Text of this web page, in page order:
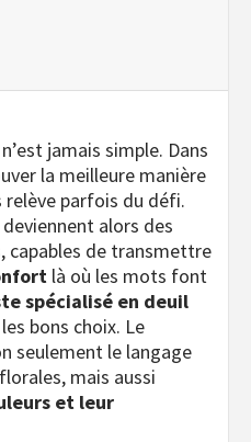
jamais simple. Dans
la meilleure manière
relève parfois du défi.
deviennent alors des
capables de transmettre
là où les mots font
spécialisé en deuil
bons choix. Le
seulement le langage
mais aussi
et leur